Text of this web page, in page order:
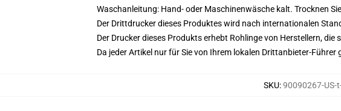
Waschanleitung: Hand- oder Maschinenwäsche kalt. Trocknen
Der Drittdrucker dieses Produktes wird nach internationalen
Der Drucker dieses Produkts erhebt Rohlinge von Herstellern,
Da jeder Artikel nur für Sie von Ihrem lokalen Drittanbieter-
SKU:90090267-US-